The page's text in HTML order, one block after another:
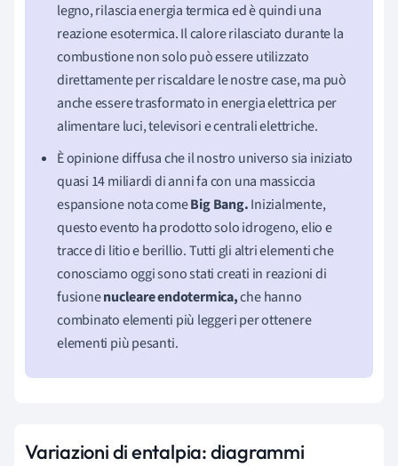
legno, rilascia energia termica ed è quindi una
reazione esotermica. Il calore rilasciato durante la
combustione non solo può essere utilizzato
direttamente per riscaldare le nostre case, ma può
anche essere trasformato in energia elettrica per
alimentare luci, televisori e centrali elettriche.
È opinione diffusa che il nostro universo sia iniziato
quasi 14 miliardi di anni fa con una massiccia
espansione nota comeBig Bang.Inizialmente,
questo evento ha prodotto solo idrogeno, elio e
tracce di litio e berillio. Tutti gli altri elementi che
conosciamo oggi sono stati creati in reazioni di
fusionenucleare endotermica,che hanno
combinato elementi più leggeri per ottenere
elementi più pesanti.
Variazioni di entalpia: diagrammi